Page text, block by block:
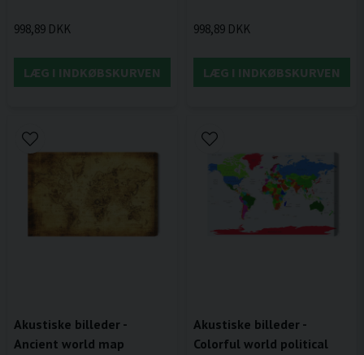
998,89 DKK
LÆG I INDKØBSKURVEN
998,89 DKK
LÆG I INDKØBSKURVEN
Akustiske billeder -
Ancient world map
Akustiske billeder -
Colorful world political